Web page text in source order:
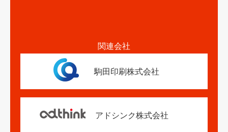
関連会社
駒田印刷株式会社
アドシンク株式会社